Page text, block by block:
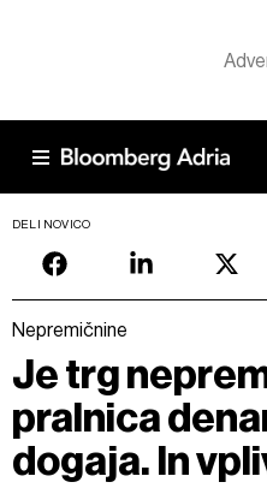
DELI NOVICO
Nepremičnine
Je trg
pralnica
dogaja. In